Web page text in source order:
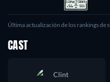
Última actualización de los rankings
CAST